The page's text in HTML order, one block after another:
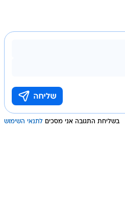
בשליחת התגובה אני מסכים לתנאי השימוש